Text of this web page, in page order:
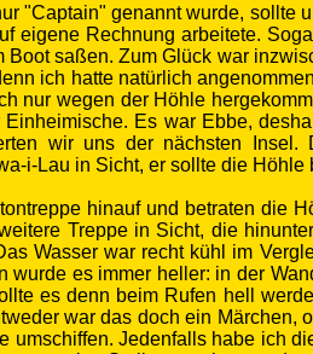
"Captain" genannt wurde, sollte
Rechnung arbeitete.
saßen. Zum Glück war
ich hatte natürlich
nur wegen der Höhle
Es war Ebbe,
wir uns der nächsten
i-Lau in Sicht, er sollte die Höhle
hinauf und betraten die
Treppe in Sicht, die
Wasser war recht kühl im
wurde es immer heller: in der
es denn beim Rufen hell
war das doch ein Märchen,
umschiffen. Jedenfalls habe ich